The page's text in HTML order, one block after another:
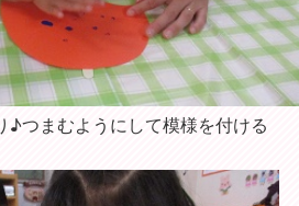
♪つまむようにして模様を付ける